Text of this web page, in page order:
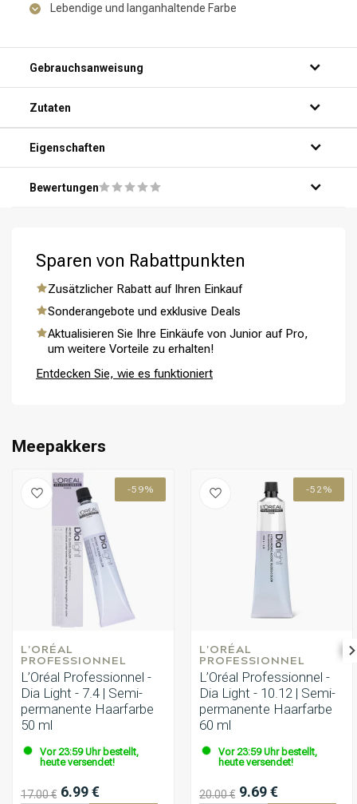
Umformung CombiDeals
Lebendige und langanhaltende Farbe
Gebrauchsanweisung
trockenes, gewaschenes Haar auf.
Schritt 2: Verteilen Sie die Creme gleichmäßig im Haar.
Schritt 3: Lassen Sie die Creme 5-15 Minuten einwirken.
Schritt 5: Trocknen und stylen Sie das Haar nach Wunsch.
Zutaten
Eigenschaften
Bewertungen
Sparen von Rabattpunkten
Zusätzlicher Rabatt auf Ihren Einkauf
Sonderangebote und exklusive Deals
Aktualisieren Sie Ihre Einkäufe von Junior auf Pro,
um weitere Vorteile zu erhalten!
Entdecken Sie, wie es funktioniert
Meepakkers
-59%
L'ORÉAL
PROFESSIONNEL
L’Oréal Professionnel -
Dia Light - 7.4 | Semi-
permanente Haarfarbe
50 ml
Vor 23:59 Uhr bestellt,
heute versendet!
17.00 € 6.99 €
-52%
L'ORÉAL
PROFESSIONNEL
L’Oréal Professionnel -
Dia Light - 10.12 | Semi-
permanente Haarfarbe
60 ml
Vor 23:59 Uhr bestellt,
heute versendet!
20.00 € 9.69 €